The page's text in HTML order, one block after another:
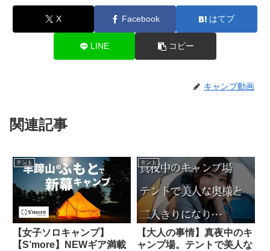
X Facebook はてブ
LINE コピー
キャンプ動画
関連記事
テント
【女子ソロキャンプ】
【S’more】NEWギア満載
テント
【大人の事情】真夜中のキ
ャンプ場。テントで美人な